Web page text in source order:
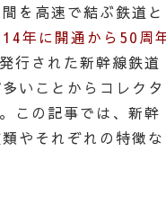
を高速で結ぶ鉄道と
年に開通から50周
行された新幹線鉄道
いことからコレクタ
この記事では、新幹
やそれぞれの特徴な